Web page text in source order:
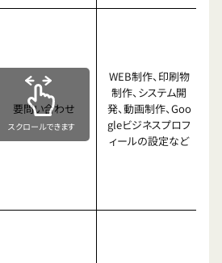
要問い合わせ
WEB制作、印刷物
制作、システム開
発、動画制作、Goo
gleビジネスプロフ
ィールの設定など
スクロールできます